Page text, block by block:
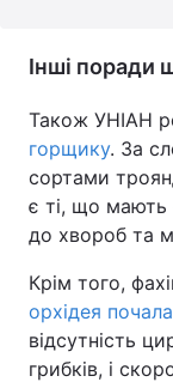
Інші поради
Також УНІАН
горщику. За
сортами
є ті, що мають
до хвороб та
Крім того,
орхідея
відсутність
грибків, і